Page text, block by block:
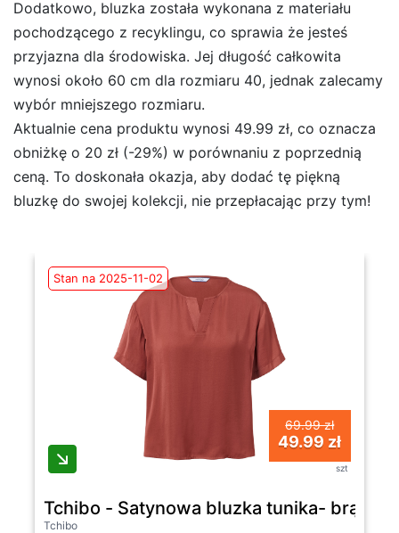
Dodatkowo, bluzka została wykonana z materiału
pochodzącego z recyklingu, co sprawia że jesteś
przyjazna dla środowiska. Jej długość całkowita
wynosi około 60 cm dla rozmiaru 40, jednak zalecamy
wybór mniejszego rozmiaru.
Aktualnie cena produktu wynosi 49.99 zł, co oznacza
obniżkę o 20 zł (-29%) w porównaniu z poprzednią
ceną. To doskonała okazja, aby dodać tę piękną
bluzkę do swojej kolekcji, nie przepłacając przy tym!
Stan na 2025-11-02
69.99 zł
49.99 zł
szt
Tchibo - Satynowa bluzka tunika-
Tchibo